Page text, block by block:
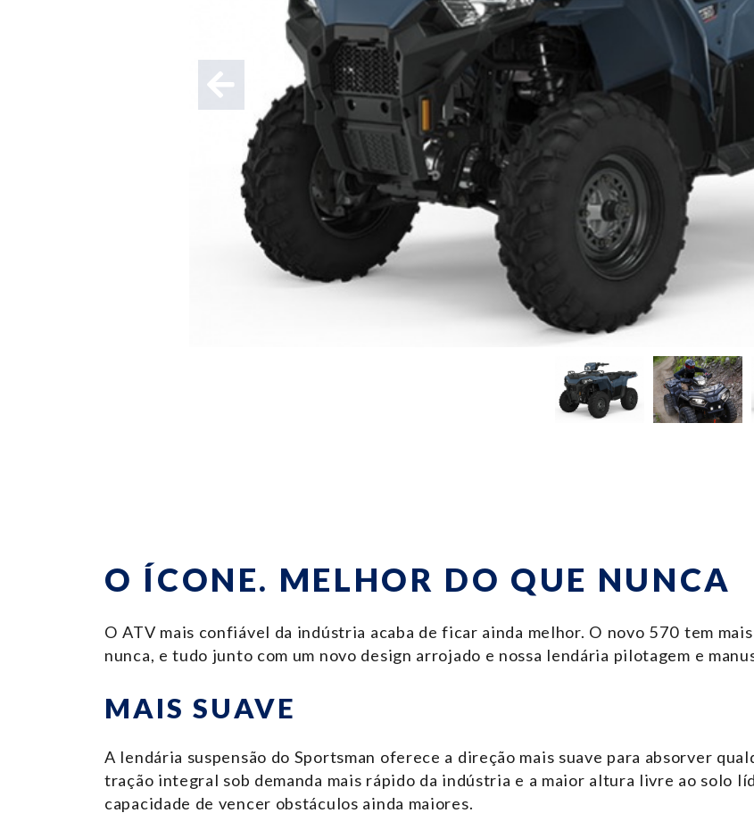
O ÍCONE. MELHOR DO QUE NUNCA
O ATV mais confiável da indústria acaba de ficar ainda melhor. O novo 570 tem
nunca, e tudo junto com um novo design arrojado e nossa lendária pilotagem e
MAIS SUAVE
A lendária suspensão do Sportsman oferece a direção mais suave para absorver
tração integral sob demanda mais rápido da indústria e a maior altura livre ao solo
capacidade de vencer obstáculos ainda maiores.